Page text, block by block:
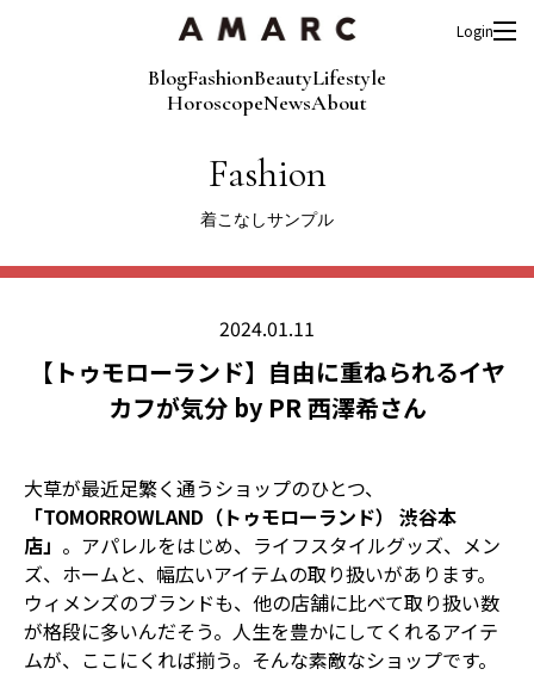
BlogFashionBeautyLifestyle
HoroscopeNewsAbout
Login
Fashion
着こなしサンプル
2024.01.11
【トゥモローランド】自由に重ねられるイヤ
カフが気分 by PR 西澤希さん
大草が最近足繁く通うショップのひとつ、
「TOMORROWLAND（トゥモローランド） 渋谷本
店」 。アパレルをはじめ、ライフスタイルグッズ、メン
ズ、ホームと、幅広いアイテムの取り扱いがあります。
ウィメンズのブランドも、他の店舗に比べて取り扱い数
が格段に多いんだそう。人生を豊かにしてくれるアイテ
ムが、ここにくれば揃う。そんな素敵なショップです。